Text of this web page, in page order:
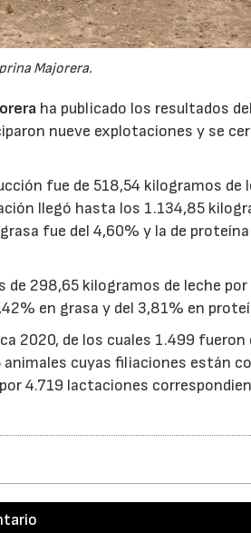
Majorera.
ha publicado los resultados
nueve explotaciones y se
fue de 518,54 kilogramos de
llegó hasta los 1.134,85
fue del 4,60% y la de
de 298,65 kilogramos de leche
en grasa y del 3,81% en
2020, de los cuales 1.499 fueron
cuyas filiaciones están
4.719 lactaciones
22/07/2026